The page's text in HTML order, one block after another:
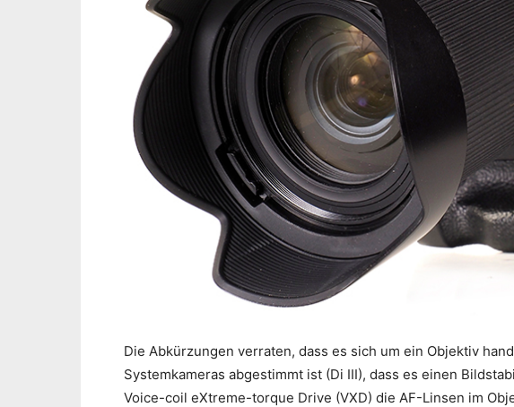
Die Abkürzungen verraten, dass es sich um ein Objektiv
Systemkameras abgestimmt ist (Di III), dass es einen
Voice-coil eXtreme-torque Drive (VXD) die AF-Linsen im